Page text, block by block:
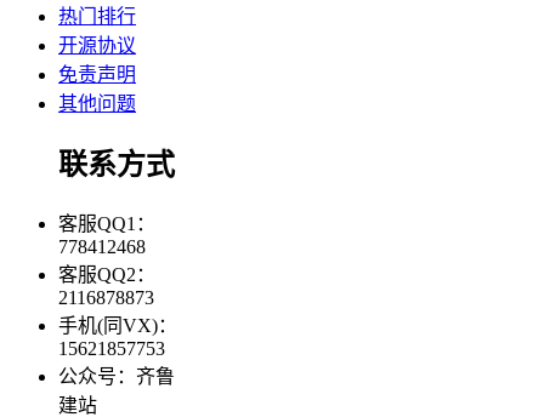
热门排行
开源协议
免责声明
其他问题
联系方式
客服QQ1：
778412468
客服QQ2：
2116878873
手机(同VX)：
15621857753
公众号：齐鲁
建站